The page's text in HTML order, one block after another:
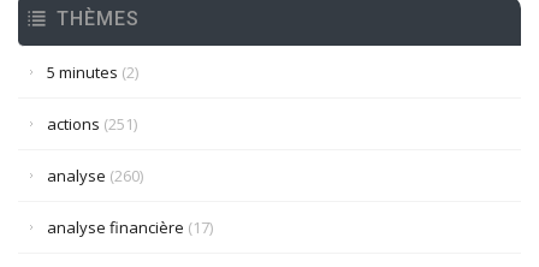
THÈMES
5 minutes (2)
actions (251)
analyse (260)
analyse financière (17)